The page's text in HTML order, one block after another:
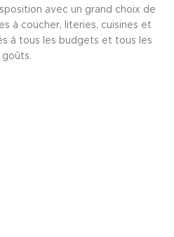
avec un grand choix de
à coucher, literies, cuisines et
à tous les budgets et tous les
goûts.